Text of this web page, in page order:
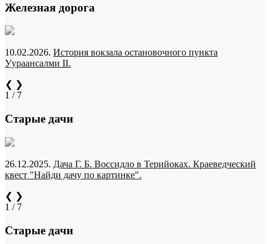
Железная дорога
10.02.2026. История вокзала остановочного пункта
Уураансалми II.
❮ ❯
1 / 7
Старые дачи
26.12.2025. Дача Г. Б. Воссидло в Терийоках. Краеведческий
квест "Найди дачу по картинке".
❮ ❯
1 / 7
Старые дачи